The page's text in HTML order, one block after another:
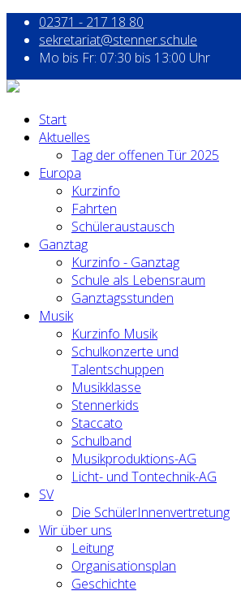
02371 - 217 18 80
sekretariat@stenner.schule
Mo bis Fr: 07:30 bis 13:00 Uhr
Start
Aktuelles
Tag der offenen Tür 2025
Europa
Kurzinfo
Fahrten
Schüleraustausch
Ganztag
Kurzinfo - Ganztag
Schule als Lebensraum
Ganztagsstunden
Musik
Kurzinfo Musik
Schulkonzerte und
Talentschuppen
Musikklasse
Stennerkids
Staccato
Schulband
Musikproduktions-AG
Licht- und Tontechnik-AG
SV
Die SchülerInnenvertretung
Wir über uns
Leitung
Organisationsplan
Geschichte